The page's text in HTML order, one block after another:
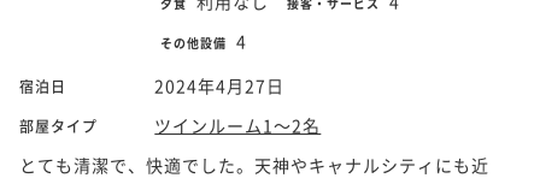
その他設備 4
宿泊日 2024年4月27日
部屋タイプ
ツインルーム1～2名
とても清潔で、快適でした。天神やキャナルシティにも近